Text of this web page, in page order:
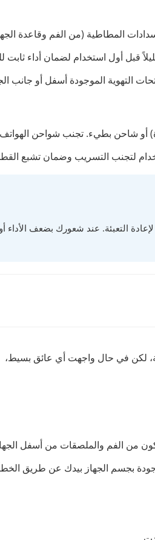
المطاطية (من الفم وقاعدة
قبل أول استخدام لضمان أداء ثابت
التهوية الموجودة أسفل أو جانب
لتجنب التسريب وضمان تشبع
التعبئة. عند شعورك بضعف الأداء
لكن في حال واجهت أي عائق بسيط،
من الفم والملصقات من أسفل
بجسم الجهاز بيدك عن طريق